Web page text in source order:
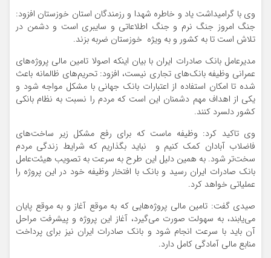
وی با گرامیداشت یاد و خاطره شهدا و رزمندگان استان خوزستان افزود:
جنگ امروز جنگ نرم و جنگ اطلاعاتی و سایبری است و دشمن در
تلاش است تا به کشور و به ویژه خوزستان ضربه بزند.
مدیرعامل بانک صادرات ایران با بیان اینکه اصولا تامین مالی پروژه‌های
عمرانی وظیفه بانک‌های تجاری نیست، افزود: تحریم‌های ظالمانه باعث
شده تا امکان استفاده از اعتبارات بانک جهانی با مشکل مواجه شود و
یکی از اهداف مهم دشمنان این است که مردم را نسبت به نظام بانکی
کشور دلسرد کنند.
وی تاکید کرد: وظیفه ماست که برای رفع مشکل زیر ساخت‌های
فاضلاب آبادان کمک کنیم و نباید بگذاریم که شرایط زندگی مردم
سخت‌تر شود. به همین دلیل این طرح به سرعت به تصویب هیئت‌عامل
بانک صادرات ایران رسید و بانک با افتخار وظیفه خود در این پروژه را
عملیاتی خواهد کرد.
صیدی گفت: تامین مالی پروژه‌هایی که به موقع آغاز و به موقع پایان
می‌یابند، به سهولت صورت می‌گیرد، آغاز این پروژه و پیشرفت مراحل
آن باید با سرعت انجام شود و بانک صادرات ایران نیز برای پرداخت
منابع مالی آمادگی کامل دارد.